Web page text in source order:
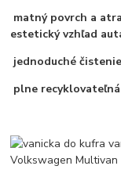
matný povrch a
estetický vzhľad
jednoduché čistenie
plne recyklovateľná